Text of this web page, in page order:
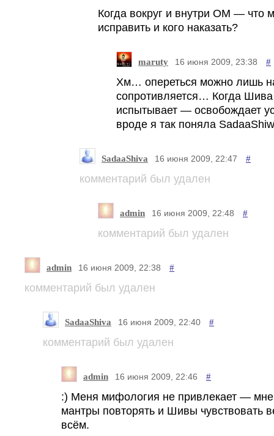
Когда вокруг и внутри ОМ — что
исправить и кого наказать?
maruty 16 июня 2009, 23:38 #
Хм… опереться можно лишь
сопротивляется… Когда Шива
испытывает — освобождает
вроде я так поняла
SadaaShiva 16 июня 2009, 22:47 #
комментарий был удален
admin 16 июня 2009, 22:48 #
комментарий был удален
admin 16 июня 2009, 22:38 #
комментарий был удален
SadaaShiva 16 июня 2009, 22:40 #
комментарий был удален
admin 16 июня 2009, 22:46 #
:) Меня мифология не привлекает — мне
мантры повторять и Шивы чувствовать
всём.